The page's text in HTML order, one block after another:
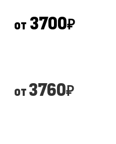
от 3700₽
от3760₽